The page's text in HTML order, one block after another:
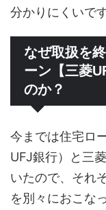
分かりにくいで
なぜ取扱を
ーン【三菱
のか？
今までは住宅ロ
UFJ銀行）と三
いたので、それ
を別々におこな